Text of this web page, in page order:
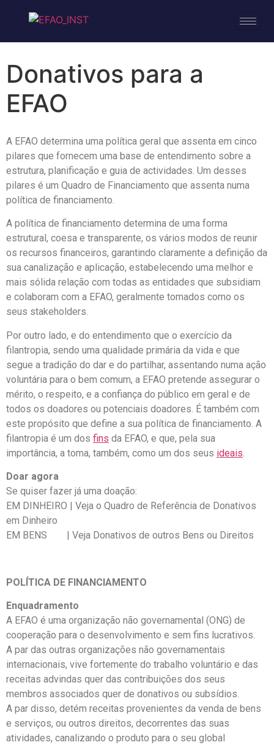
Donativos para a
EFAO
A EFAO determina uma política geral que assenta em cinco
pilares que fornecem uma base de entendimento sobre a
estrutura, planificação e guia de actividades. Um desses
pilares é um Quadro de Financiamento que assenta numa
política de financiamento.
A política de financiamento determina de uma forma
estrutural, coesa e transparente, os vários modos de reunir
os recursos financeiros, garantindo claramente a definição da
sua canalização e aplicação, estabelecendo uma melhor e
mais sólida relação com todas as entidades que subsidiam
e colaboram com a EFAO, geralmente tomados como os
seus stakeholders.
Por outro lado, e do entendimento que o exercício da
filantropia, sendo uma qualidade primária da vida e que
segue a tradição do dar e do partilhar, assentando numa ação
voluntária para o bem comum, a EFAO pretende assegurar o
mérito, o respeito, e a confiança do público em geral e de
todos os doadores ou potenciais doadores. É também com
este propósito que define a sua política de financiamento. A
filantropia é um dos fins da EFAO, e que, pela sua
importância, a toma, também, como um dos seus ideais
Doar agora
Se quiser fazer já uma doação:
EM DINHEIRO | Veja o Quadro de Referência de Donativos
em Dinheiro
EM BENS | Veja Donativos de outros Bens ou Direitos
POLÍTICA DE FINANCIAMENTO
Enquadramento
A EFAO é uma organização não governamental (ONG) de
cooperação para o desenvolvimento e sem fins lucrativos.
A par das outras organizações não governamentais
internacionais, vive fortemente do trabalho voluntário e das
receitas advindas quer das contribuições dos seus
membros associados quer de donativos ou subsídios.
A par disso, detém receitas provenientes da venda de bens
e serviços, ou outros direitos, decorrentes das suas
atividades, canalizando o produto para o seu global